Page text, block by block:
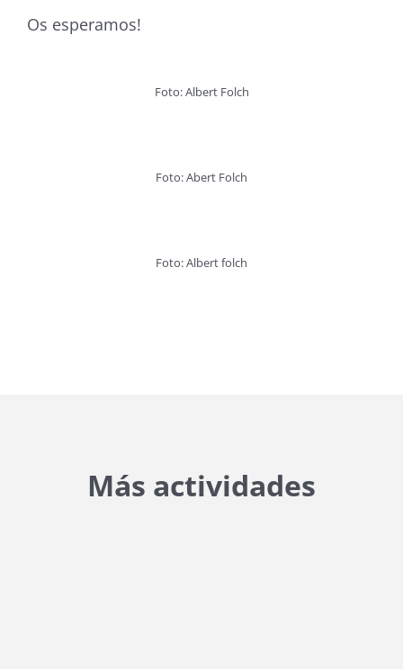
Os esperamos!
Foto: Albert Folch
Foto: Abert Folch
Foto: Albert folch
Más actividades